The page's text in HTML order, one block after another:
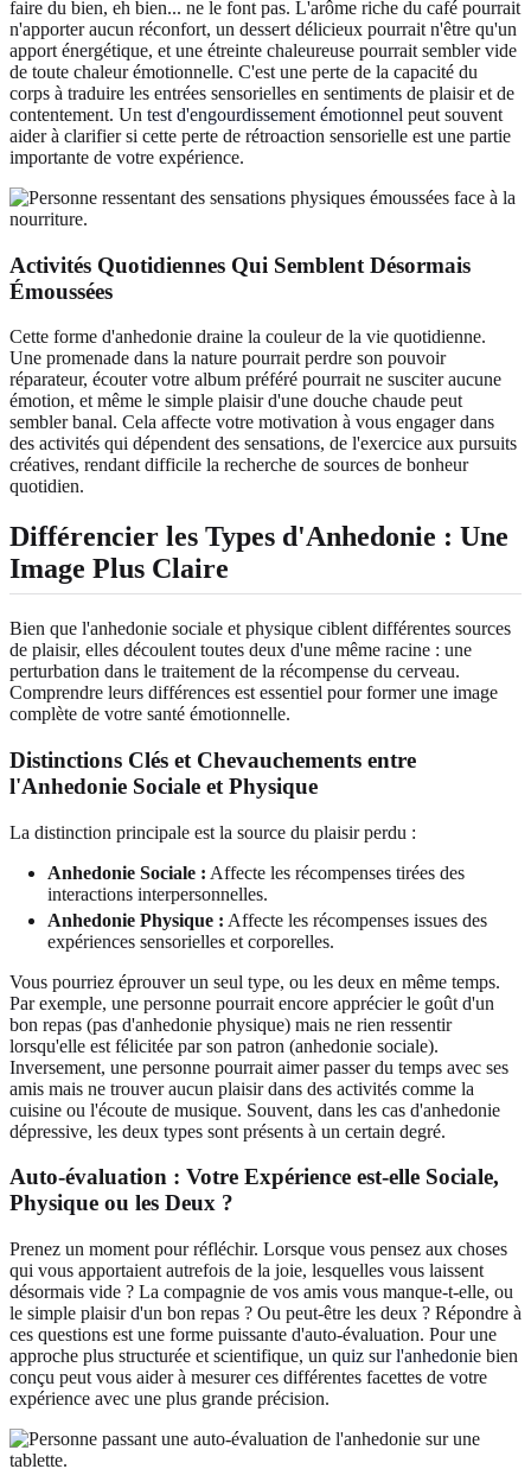
faire du bien, eh bien... ne le font pas. L'arôme riche du café pourrait
n'apporter aucun réconfort, un dessert délicieux pourrait n'être qu'un
apport énergétique, et une étreinte chaleureuse pourrait sembler vide
de toute chaleur émotionnelle. C'est une perte de la capacité du
corps à traduire les entrées sensorielles en sentiments de plaisir et de
contentement. Un test d'engourdissement émotionnel peut souvent
aider à clarifier si cette perte de rétroaction sensorielle est une partie
importante de votre expérience.
Activités Quotidiennes Qui Semblent Désormais
Émoussées
Cette forme d'anhedonie draine la couleur de la vie quotidienne.
Une promenade dans la nature pourrait perdre son pouvoir
réparateur, écouter votre album préféré pourrait ne susciter aucune
émotion, et même le simple plaisir d'une douche chaude peut
sembler banal. Cela affecte votre motivation à vous engager dans
des activités qui dépendent des sensations, de l'exercice aux pursuits
créatives, rendant difficile la recherche de sources de bonheur
quotidien.
Différencier les Types d'Anhedonie : Une
Image Plus Claire
Bien que l'anhedonie sociale et physique ciblent différentes sources
de plaisir, elles découlent toutes deux d'une même racine : une
perturbation dans le traitement de la récompense du cerveau.
Comprendre leurs différences est essentiel pour former une image
complète de votre santé émotionnelle.
Distinctions Clés et Chevauchements entre
l'Anhedonie Sociale et Physique
La distinction principale est la source du plaisir perdu :
Anhedonie Sociale : Affecte les récompenses tirées des
interactions interpersonnelles.
Anhedonie Physique : Affecte les récompenses issues des
expériences sensorielles et corporelles.
Vous pourriez éprouver un seul type, ou les deux en même temps.
Par exemple, une personne pourrait encore apprécier le goût d'un
bon repas (pas d'anhedonie physique) mais ne rien ressentir
lorsqu'elle est félicitée par son patron (anhedonie sociale).
Inversement, une personne pourrait aimer passer du temps avec ses
amis mais ne trouver aucun plaisir dans des activités comme la
cuisine ou l'écoute de musique. Souvent, dans les cas d'anhedonie
dépressive, les deux types sont présents à un certain degré.
Auto-évaluation : Votre Expérience est-elle Sociale,
Physique ou les Deux ?
Prenez un moment pour réfléchir. Lorsque vous pensez aux choses
qui vous apportaient autrefois de la joie, lesquelles vous laissent
désormais vide ? La compagnie de vos amis vous manque-t-elle, ou
le simple plaisir d'un bon repas ? Ou peut-être les deux ? Répondre à
ces questions est une forme puissante d'auto-évaluation. Pour une
approche plus structurée et scientifique, un quiz sur l'anhedonie bien
conçu peut vous aider à mesurer ces différentes facettes de votre
expérience avec une plus grande précision.